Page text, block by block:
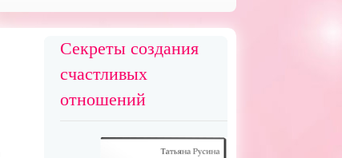
Секреты создания
счастливых
отношений